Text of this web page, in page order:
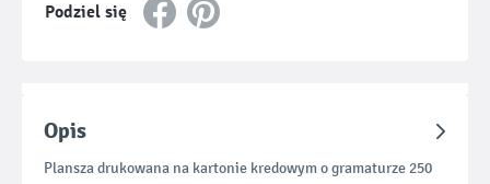
Podziel się
Opis
Plansza drukowana na kartonie kredowym o gramaturze 250